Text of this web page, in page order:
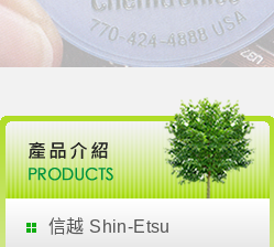
信越 Shin-Etsu